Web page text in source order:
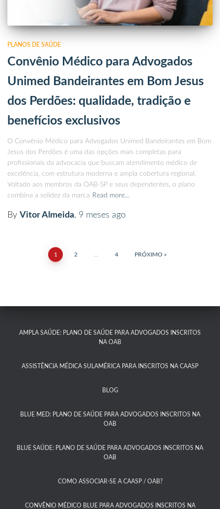
PLANOS DE SAÚDE
Convênio Médico para Advogados
Unimed Bandeirantes em Bom Jesus
dos Perdões: qualidade, tradição e
benefícios exclusivos
O Convênio Médico para Advogados Unimed Bandeirantes em Bom
Jesus dos Perdões é uma das opções mais completas para
profissionais da advocacia que buscam atendimento médico de
excelência, com estrutura moderna e ampla cobertura regional.
Voltado aos membros da OAB-SP e seus dependentes, o plano
combina a solidez da marca Read more…
By Vitor Almeida, 9 meses ago
1 2 4 PRÓXIMO
AMPLA SAÚDE: PLANO DE SAÚDE PARA ADVOGADOS INSCRITOS
NA OAB
ASSISTÊNCIA MÉDICA SULAMÉRICA PARA INSCRITOS NA CAASP​
BLOG
BLUE MED: PLANO DE SAÚDE PARA ADVOGADOS INSCRITOS NA
OAB
BLUE SAÚDE: PLANO DE SAÚDE PARA ADVOGADOS INSCRITOS NA
OAB​
COMO ASSOCIAR-SE A CAASP / OAB?​
CONVÊNIO MÉDICO BLUE PARA ADVOGADOS INSCRITOS NA